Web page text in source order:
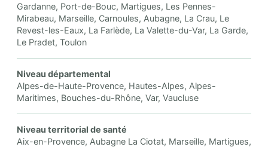
Gardanne, Port-de-Bouc, Martigues, Les Pennes-
Mirabeau, Marseille, Carnoules, Aubagne, La Crau, Le
Revest-les-Eaux, La Farlède, La Valette-du-Var, La Garde,
Le Pradet, Toulon
Niveau départemental
Alpes-de-Haute-Provence, Hautes-Alpes, Alpes-
Maritimes, Bouches-du-Rhône, Var, Vaucluse
Niveau territorial de santé
Aix-en-Provence, Aubagne La Ciotat, Marseille, Martigues,